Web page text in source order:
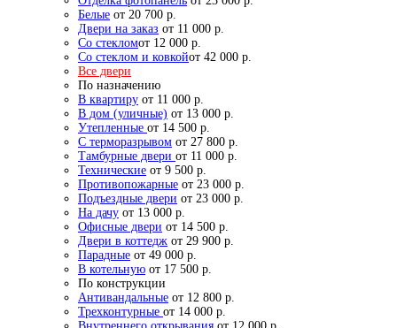
Белые от 20 700 р.
Двери на заказ от 11 000 р.
Со стекломот 12 000 р.
Со стеклом и ковкойот 42 000 р.
Все двери
По назначению
В квартиру от 11 000 р.
В дом (уличные) от 13 000 р.
Утепленные от 14 500 р.
С терморазрывом от 27 800 р.
Тамбурные двери от 11 000 р.
Технические от 9 500 р.
Противопожарные от 23 000 р.
Подъездные двери от 23 000 р.
На дачу от 13 000 р.
Офисные двери от 14 500 р.
Двери в коттедж от 29 900 р.
Парадные от 49 000 р.
В котельную от 17 500 р.
По конструкции
Антивандальные от 12 800 р.
Трехконтурные от 14 000 р.